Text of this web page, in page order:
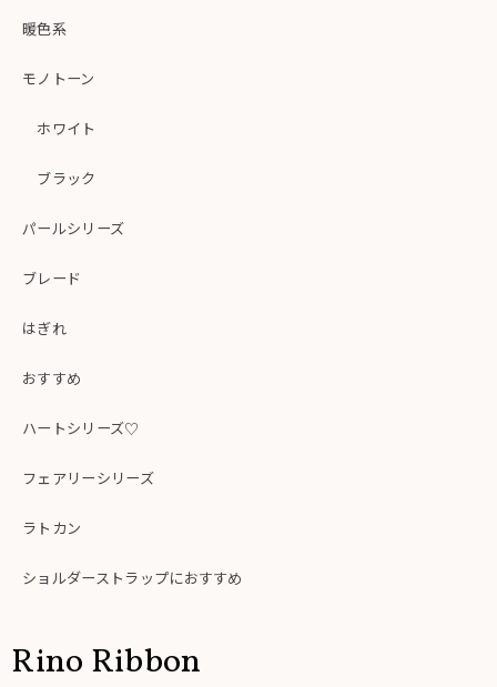
暖色系
モノトーン
ホワイト
ブラック
パールシリーズ
ブレード
はぎれ
おすすめ
ハートシリーズ♡
フェアリーシリーズ
ラトカン
ショルダーストラップにおすすめ
Rino Ribbon